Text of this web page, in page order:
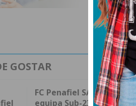
GOSTAR
FC Penafiel SAD cria
equipa Sub-23 que